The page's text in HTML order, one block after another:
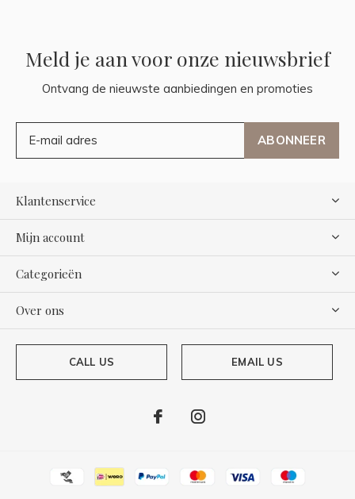
Meld je aan voor onze nieuwsbrief
Ontvang de nieuwste aanbiedingen en promoties
ABONNEER
Klantenservice
Mijn account
Categorieën
Over ons
CALL US EMAIL US